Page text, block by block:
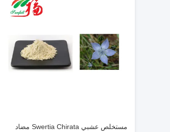
مستخلص عشبي Swertia Chirata مضاد